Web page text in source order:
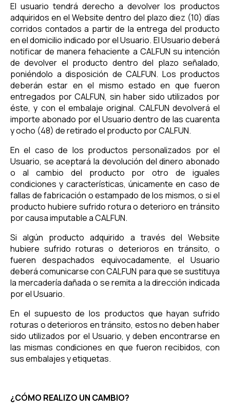
El usuario tendrá derecho a devolver los productos
adquiridos en el Website dentro del plazo diez (10) días
corridos contados a partir de la entrega del producto
en el domicilio indicado por el Usuario. El Usuario deberá
notificar de manera fehaciente a CALFUN su intención
de devolver el producto dentro del plazo señalado,
poniéndolo a disposición de CALFUN. Los productos
deberán estar en el mismo estado en que fueron
entregados por CALFUN, sin haber sido utilizados por
éste, y con el embalaje original. CALFUN devolverá el
importe abonado por el Usuario dentro de las cuarenta
y ocho (48) de retirado el producto por CALFUN.
En el caso de los productos personalizados por el
Usuario, se aceptará la devolución del dinero abonado
o al cambio del producto por otro de iguales
condiciones y características, únicamente en caso de
fallas de fabricación o estampado de los mismos, o si el
producto hubiere sufrido rotura o deterioro en tránsito
por causa imputable a CALFUN.
Si algún producto adquirido a través del Website
hubiere sufrido roturas o deterioros en tránsito, o
fueren despachados equivocadamente, el Usuario
deberá comunicarse con CALFUN para que se sustituya
la mercadería dañada o se remita a la dirección indicada
por el Usuario.
En el supuesto de los productos que hayan sufrido
roturas o deterioros en tránsito, estos no deben haber
sido utilizados por el Usuario, y deben encontrarse en
las mismas condiciones en que fueron recibidos, con
sus embalajes y etiquetas.
¿CÓMO REALIZO UN CAMBIO?